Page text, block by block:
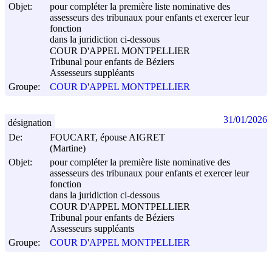
Objet:
pour compléter la première liste nominative des
assesseurs des tribunaux pour enfants et exercer leur
fonction
dans la juridiction ci-dessous
COUR D'APPEL MONTPELLIER
Tribunal pour enfants de Béziers
Assesseurs suppléants
Groupe:
COUR D'APPEL MONTPELLIER
De:
FOUCART, épouse AIGRET
(Martine)
Objet:
pour compléter la première liste nominative des
assesseurs des tribunaux pour enfants et exercer leur
fonction
dans la juridiction ci-dessous
COUR D'APPEL MONTPELLIER
Tribunal pour enfants de Béziers
Assesseurs suppléants
Groupe:
COUR D'APPEL MONTPELLIER
désignation 31/01/2026